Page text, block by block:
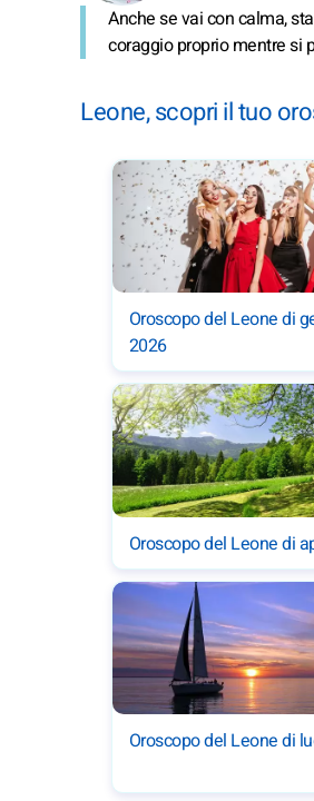
Anche se vai con calma,
coraggio proprio mentre si
Leone, scopri il tuo
Oroscopo del Leone di
2026
Oroscopo del Leone di
Oroscopo del Leone di